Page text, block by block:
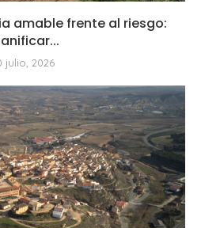
amable frente al riesgo:
julio, 2026